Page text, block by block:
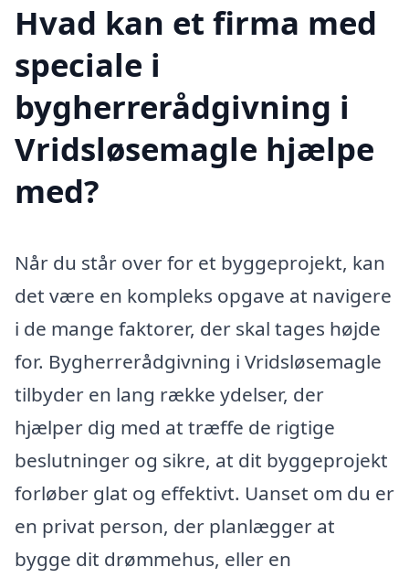
Hvad kan et firma med
speciale i
bygherrerådgivning i
Vridsløsemagle hjælpe
med?
Når du står over for et byggeprojekt, kan
det være en kompleks opgave at navigere
i de mange faktorer, der skal tages højde
for. Bygherrerådgivning i Vridsløsemagle
tilbyder en lang række ydelser, der
hjælper dig med at træffe de rigtige
beslutninger og sikre, at dit byggeprojekt
forløber glat og effektivt. Uanset om du er
en privat person, der planlægger at
bygge dit drømmehus, eller en